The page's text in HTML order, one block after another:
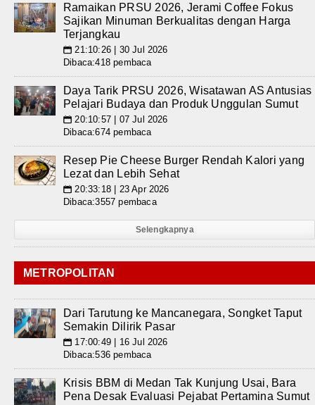
Ramaikan PRSU 2026, Jerami Coffee Fokus
Sajikan Minuman Berkualitas dengan Harga
Terjangkau
📅 21:10:26 | 30 Jul 2026
Dibaca:418 pembaca
Daya Tarik PRSU 2026, Wisatawan AS Antusias
Pelajari Budaya dan Produk Unggulan Sumut
📅 20:10:57 | 07 Jul 2026
Dibaca:674 pembaca
Resep Pie Cheese Burger Rendah Kalori yang
Lezat dan Lebih Sehat
📅 20:33:18 | 23 Apr 2026
Dibaca:3557 pembaca
Selengkapnya
METROPOLITAN
Dari Tarutung ke Mancanegara, Songket Taput
Semakin Dilirik Pasar
📅 17:00:49 | 16 Jul 2026
Dibaca:536 pembaca
Krisis BBM di Medan Tak Kunjung Usai, Bara
Pena Desak Evaluasi Pejabat Pertamina Sumut